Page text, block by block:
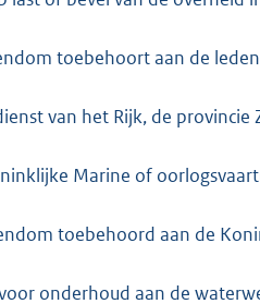
toebehoort aan de
van het Rijk, de
Marine of
toebehoord aan de
onderhoud aan de